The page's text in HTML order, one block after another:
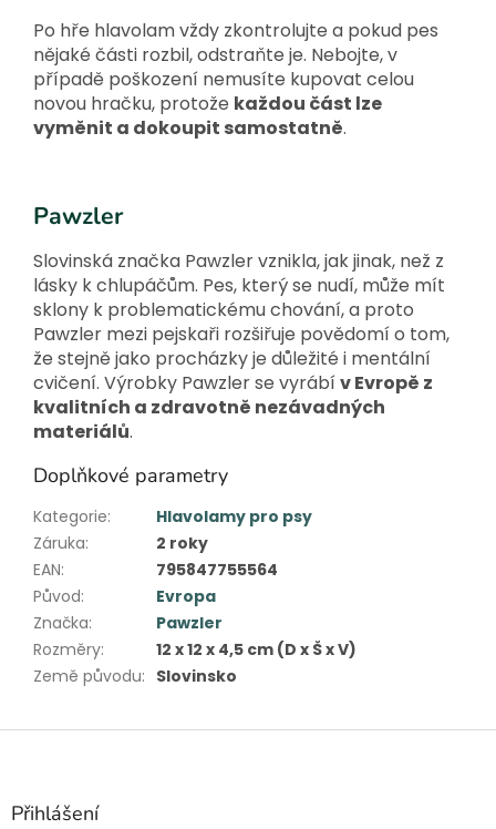
Po hře hlavolam vždy zkontrolujte a pokud pes
nějaké části rozbil, odstraňte je. Nebojte, v
případě poškození nemusíte kupovat celou
novou hračku, protože každou část lze
vyměnit a dokoupit samostatně.
Pawzler
Slovinská značka Pawzler vznikla, jak jinak, než z
lásky k chlupáčům. Pes, který se nudí, může mít
sklony k problematickému chování, a proto
Pawzler mezi pejskaři rozšiřuje povědomí o tom,
že stejně jako procházky je důležité i mentální
cvičení. Výrobky Pawzler se vyrábí v Evropě z
kvalitních a zdravotně nezávadných
materiálů.
Doplňkové parametry
Kategorie:
Hlavolamy pro psy
Záruka:
2 roky
EAN:
795847755564
Původ:
Evropa
Značka:
Pawzler
Rozměry:
12 x 12 x 4,5 cm (D x Š x V)
Země původu: Slovinsko
Z
Přihlášení